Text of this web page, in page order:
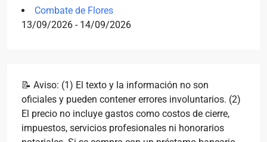
Combate de Flores
13/09/2026 - 14/09/2026
📝 Aviso: (1) El texto y la información no son
oficiales y pueden contener errores involuntarios. (2)
El precio no incluye gastos como costos de cierre,
impuestos, servicios profesionales ni honorarios